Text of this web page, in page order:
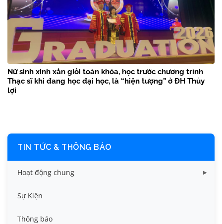
Nữ sinh xinh xắn giỏi toàn khóa, học trước chương trình
Thạc sĩ khi đang học đại học, là “hiện tượng” ở ĐH Thủy
lợi
TIN TỨC & THÔNG BÁO
Hoạt động chung
Tin công tác sinh viên
Tin đào tạo
Sự Kiện
Thông báo